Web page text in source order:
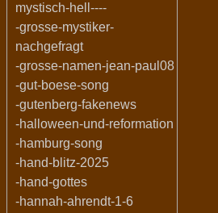
mystisch-hell----
-grosse-mystiker-
nachgefragt
-grosse-namen-jean-paul08
-gut-boese-song
-gutenberg-fakenews
-halloween-und-reformation
-hamburg-song
-hand-blitz-2025
-hand-gottes
-hannah-ahrendt-1-6